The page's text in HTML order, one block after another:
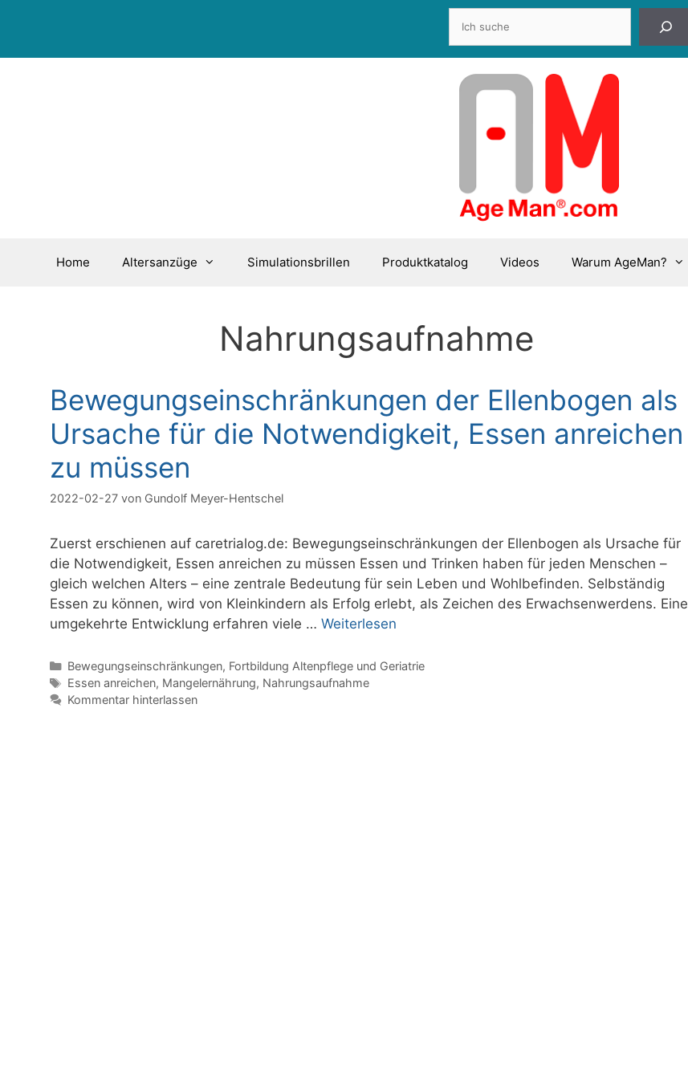
Home Altersanzüge Simulationsbrillen Produktkatalog Videos Warum AgeMan?
Nahrungsaufnahme
Bewegungseinschränkungen der Ellenbogen als
Ursache für die Notwendigkeit, Essen anreichen
zu müssen
2022-02-27 von Gundolf Meyer-Hentschel
Zuerst erschienen auf caretrialog.de: Bewegungseinschränkungen der Ellenbogen als Ursache für
die Notwendigkeit, Essen anreichen zu müssen Essen und Trinken haben für jeden Menschen –
gleich welchen Alters – eine zentrale Bedeutung für sein Leben und Wohlbefinden. Selbständig
Essen zu können, wird von Kleinkindern als Erfolg erlebt, als Zeichen des Erwachsenwerdens. Eine
umgekehrte Entwicklung erfahren viele … Weiterlesen
Kategorien
Bewegungseinschränkungen, Fortbildung Altenpflege und Geriatrie
Schlagwörter
Essen anreichen, Mangelernährung, Nahrungsaufnahme
Kommentar hinterlassen